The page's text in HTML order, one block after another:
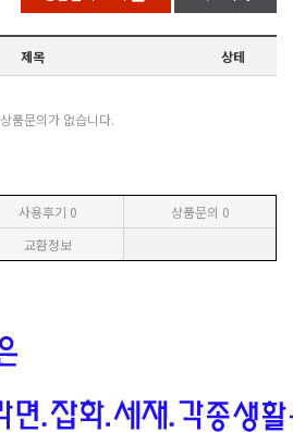
제목 상테
상품문의가 없습니다.
사용후기 0 상품문의 0
교환정보